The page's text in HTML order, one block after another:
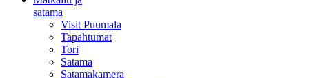
satama
Visit Puumala
Tapahtumat
Tori
Satama
Satamakamera